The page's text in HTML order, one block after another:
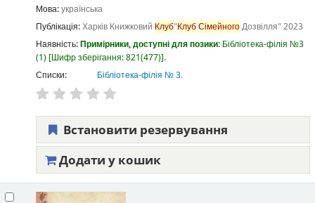
Мова:українська
Публікація:Харків Книжковий Клуб"КлубСімейногоДозвілля" 2023
Наявність:Примірники, доступні для позики: Бібліотека-філія №3
(1) Шифр зберігання:821(477) .
Списки:
Бібліотека-філія № 3.
Встановити резервування
Додати у кошик